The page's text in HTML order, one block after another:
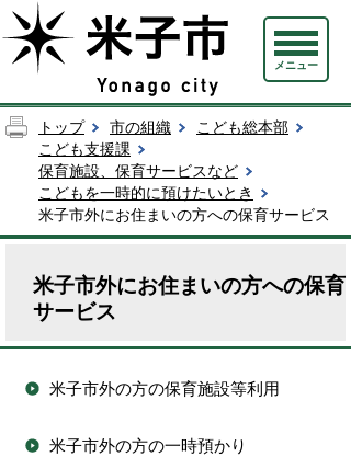
メニュー
トップ 市の組織
こども総本部
こども支援課
保育施設、保育サービスなど
こどもを一時的に預けたいとき
米子市外にお住まいの方への保育サービス
米子市外にお住まいの方への保育
サービス
米子市外の方の保育施設等利用
米子市外の方の一時預かり